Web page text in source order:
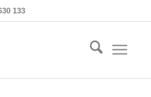
133